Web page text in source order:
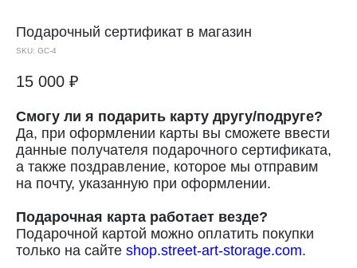
Подарочный сертификат в магазин
SKU: GC-4
15 000 ₽
Смогу ли я подарить карту другу/подруге?
Да, при оформлении карты вы сможете ввести
данные получателя подарочного сертификата,
а также поздравление, которое мы отправим
на почту, указанную при оформлении.
Подарочная карта работает везде?
Подарочной картой можно оплатить покупки
только на сайте shop.street-art-storage.com.